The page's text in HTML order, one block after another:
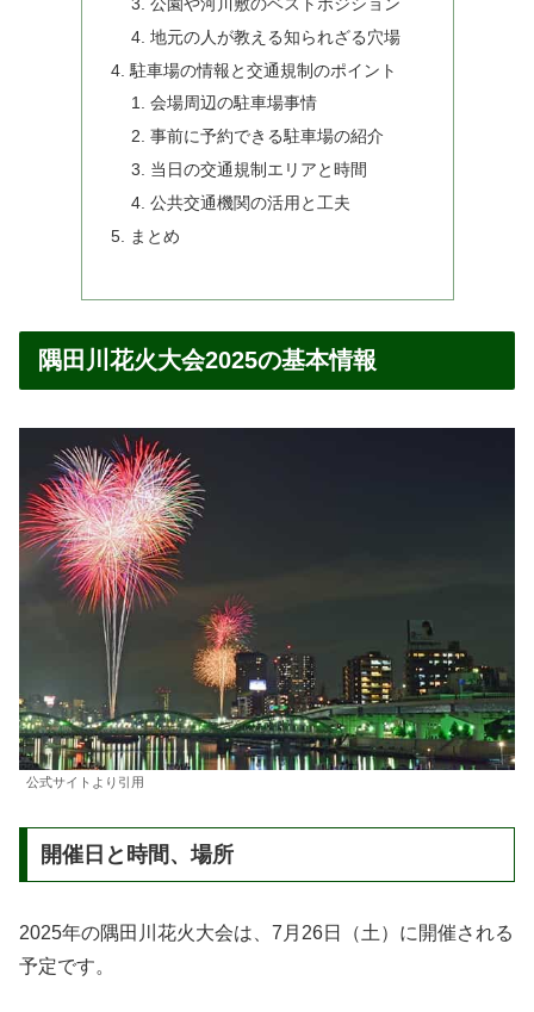
地元の人が教える知られざる穴場
駐車場の情報と交通規制のポイント
会場周辺の駐車場事情
事前に予約できる駐車場の紹介
当日の交通規制エリアと時間
公共交通機関の活用と工夫
まとめ
隅田川花火大会2025の基本情報
公式サイトより引用
開催日と時間、場所
2025年の隅田川花火大会は、7月26日（土）に開催される
予定です。